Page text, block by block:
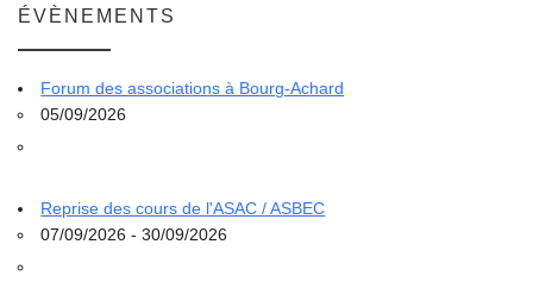
ÉVÈNEMENTS
Forum des associations à Bourg-Achard
05/09/2026
Reprise des cours de l'ASAC / ASBEC
07/09/2026 - 30/09/2026